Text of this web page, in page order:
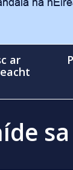
ar